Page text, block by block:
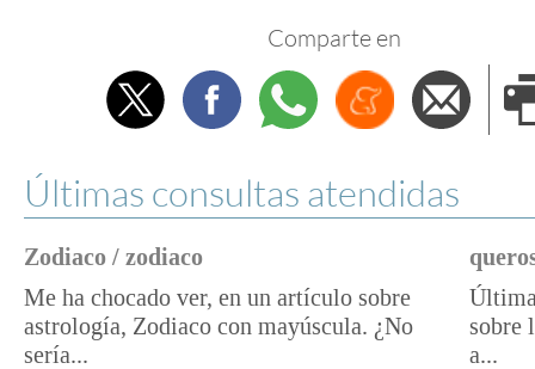
Comparte en
TwitterFacebookWhatsappMenéame
Últimas consultas atendidas
Zodiaco / zodiaco
Me ha chocado ver, en un artículo sobre
astrología, Zodiaco con mayúscula. ¿No
sería...
sobre
a...